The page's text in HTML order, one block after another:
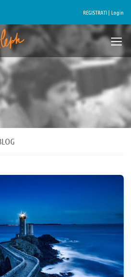
REGISTRATI | Login